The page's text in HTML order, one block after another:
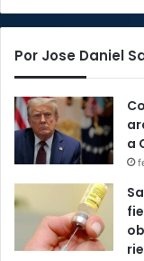
Por Jose Daniel
a